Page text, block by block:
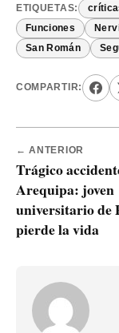
ETIQUETAS:
Funciones
San Román
COMPARTIR:
← ANTERIOR
Trágico
Arequipa: joven
universitario de
pierde la vida